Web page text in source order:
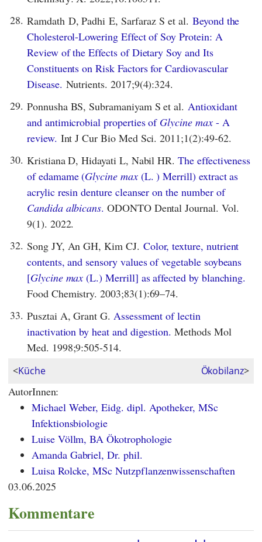
28. Ramdath D, Padhi E, Sarfaraz S et al. Beyond the
Cholesterol-Lowering Effect of Soy Protein: A
Review of the Effects of Dietary Soy and Its
Constituents on Risk Factors for Cardiovascular
Disease. Nutrients. 2017;9(4):324.
29. Ponnusha BS, Subramaniyam S et al. Antioxidant
and antimicrobial properties of Glycine max- A
review. Int J Cur Bio Med Sci. 2011;1(2):49-62.
30. Kristiana D, Hidayati L, Nabil HR.The effectiveness
of edamame (Glycine max(L. ) Merrill) extract as
acrylic resin denture cleanser on the number of
Candida albicans. ODONTO Dental Journal. Vol.
9(1). 2022.
32. Song JY, An GH, Kim CJ. Color, texture, nutrient
contents, and sensory values of vegetable soybeans
[Glycine max(L.) Merrill] as affected by blanching.
Food Chemistry. 2003;83(1):69–74.
33. Pusztai A, Grant G. Assessment of lectin
inactivation by heat and digestion. Methods Mol
Med. 1998;9:505-514.
<Küche Ökobilanz>
AutorInnen:
Michael Weber, Eidg. dipl. Apotheker, MSc
Infektionsbiologie
Luise Völlm, BA Ökotrophologie
Amanda Gabriel, Dr. phil.
Luisa Rolcke, MSc Nutzpflanzenwissenschaften
03.06.2025
Kommentare